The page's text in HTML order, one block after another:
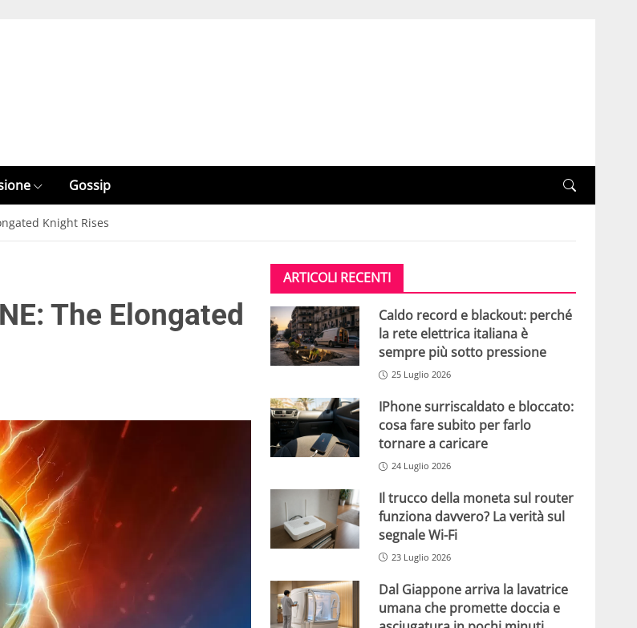
Gossip
Knight Rises
The Elongated
ARTICOLI RECENTI
Caldo record e blackout: perché
la rete elettrica italiana è
sempre più sotto pressione
25 Luglio 2026
IPhone surriscaldato e bloccato:
cosa fare subito per farlo
tornare a caricare
24 Luglio 2026
Il trucco della moneta sul router
funziona davvero? La verità sul
segnale Wi-Fi
23 Luglio 2026
Dal Giappone arriva la lavatrice
umana che promette doccia e